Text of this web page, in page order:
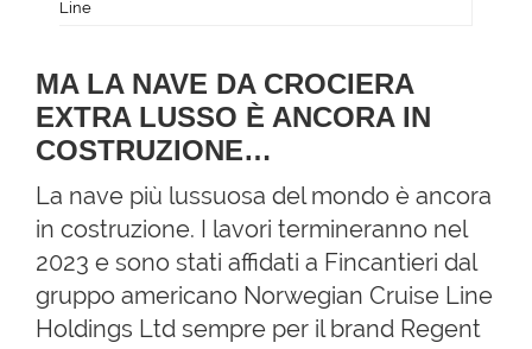
Line
MA LA NAVE DA CROCIERA
EXTRA LUSSO È ANCORA IN
COSTRUZIONE…
La nave più lussuosa del mondo è ancora
in costruzione. I lavori termineranno nel
2023 e sono stati affidati a Fincantieri dal
gruppo americano Norwegian Cruise Line
Holdings Ltd sempre per il brand Regent